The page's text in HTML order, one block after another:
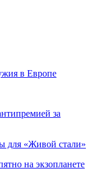
в Европе
за
для «Живой стали»
на экзопланете